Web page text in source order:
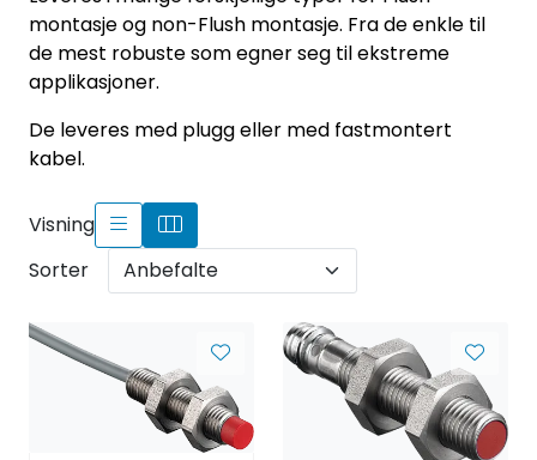
montasje og non-Flush montasje. Fra de enkle til
de mest robuste som egner seg til ekstreme
applikasjoner.
De leveres med plugg eller med fastmontert
kabel.
Visning
Sorter
Nytt og Nyttig
Bærekraft